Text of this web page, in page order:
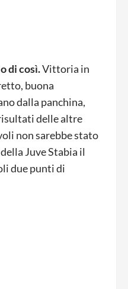
di così.Vittoria in
buona
dalla panchina,
delle altre
non sarebbe stato
Juve Stabia il
due punti di